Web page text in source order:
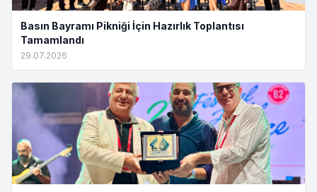
Basın Bayramı Pikniği İçin Hazırlık Toplantısı
Tamamlandı
29.07.2026